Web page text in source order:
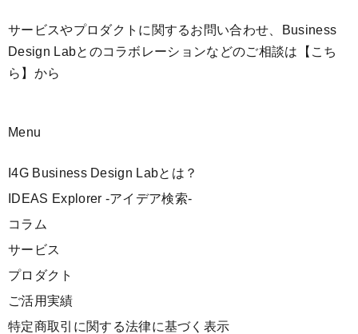
サービスやプロダクトに関するお問い合わせ、Business
Design Labとのコラボレーションなどのご相談は 【こち
ら】 から
Menu
I4G Business Design Labとは？
IDEAS Explorer -アイデア検索-
コラム
サービス
プロダクト
ご活用実績
特定商取引に関する法律に基づく表示